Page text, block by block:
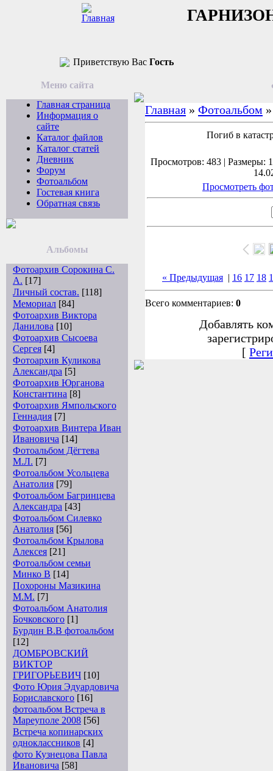
Приветствую Вас Гость
Меню сайта
Главная страница
Информация о
сайте
Каталог файлов
Каталог статей
Дневник
Форум
Фотоальбом
Гостевая книга
Обратная связь
Альбомы
Фотоархив Сорокина С.
А. [17]
Личный состав. [118]
Мемориал [84]
Фотоархив Виктора
Данилова [10]
Фотоархив Сысоева
Сергея [4]
Фотоархив Куликова
Александра [5]
Фотоархив Юрганова
Константина [8]
Фотоархив Ямпольского
Геннадия [7]
Фотоархив Винтера Иван
Ивановича [14]
Фотоальбом Дёгтева
М.Л. [7]
Фотоальбом Усольцева
Анатолия [79]
Фотоальбом Багринцева
Александра [43]
Фотоальбом Силевко
Анатолия [56]
Фотоальбом Крылова
Алексея [21]
Фотоальбом семьи
Минко В [14]
Похороны Мазикина
М.М. [7]
Фотоальбом Анатолия
Бочковского [1]
Бурдин В.В фотоальбом
[12]
ДОМБРОВСКИЙ
ВИКТОР
ГРИГОРЬЕВИЧ [10]
Фото Юрия Эдуардовича
Бориславского [16]
фотоальбом Встреча в
Мареуполе 2008 [56]
Встреча копинарских
одноклассников [4]
фото Кузнецова Павла
Ивановича [58]
Главная » Фотоальбом
Погиб в
Просмотров: 483 | Размеры:
Просмотреть
« Предыдущая | 16 17 18
Всего комментариев: 0
Добавлять
[